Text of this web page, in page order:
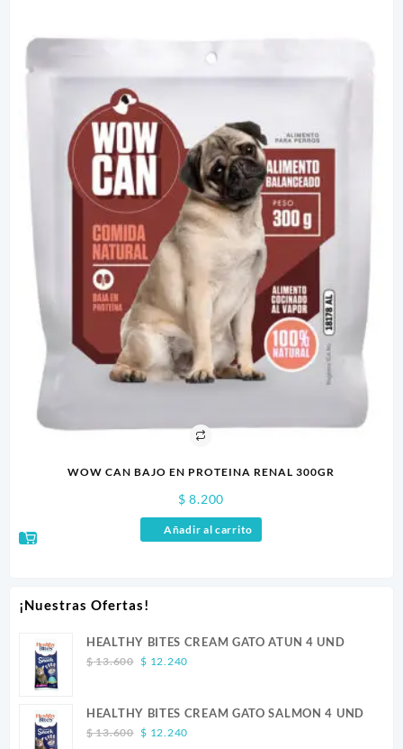
WOW CAN BAJO EN PROTEINA RENAL 300GR
$ 8.200
Añadir al carrito
¡Nuestras Ofertas!
HEALTHY BITES CREAM GATO ATUN 4 UND
$13.600 Original
$ 13.600.
$ 12.240Current
$ 12.240.
HEALTHY BITES CREAM GATO SALMON 4 UND
$13.600 Original
$ 12.240Current